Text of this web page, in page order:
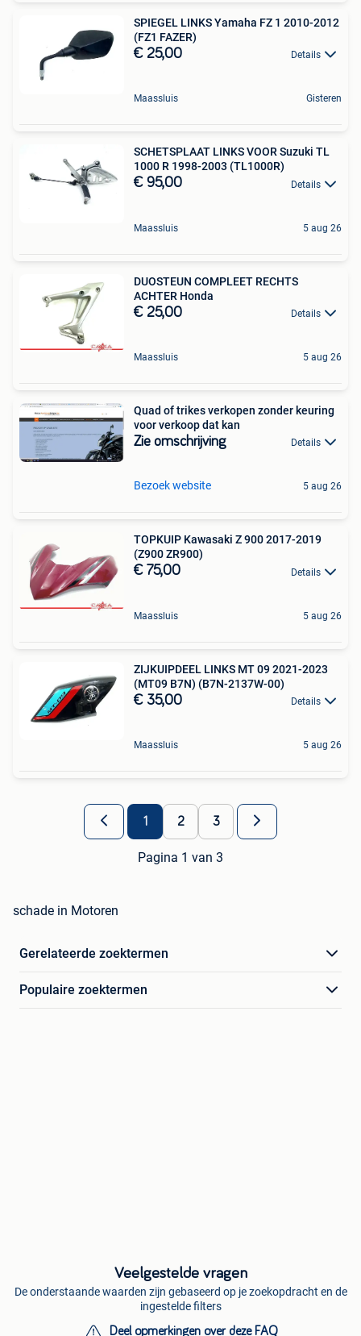
SPIEGEL LINKS Yamaha FZ 1 2010-2012
(FZ1 FAZER)
€ 25,00 Details
Maassluis Gisteren
SCHETSPLAAT LINKS VOOR Suzuki TL
1000 R 1998-2003 (TL1000R)
€ 95,00 Details
Maassluis 5 aug 26
DUOSTEUN COMPLEET RECHTS
ACHTER Honda
€ 25,00 Details
Maassluis 5 aug 26
Quad of trikes verkopen zonder keuring
voor verkoop dat kan
Zie omschrijving Details
Bezoek website 5 aug 26
TOPKUIP Kawasaki Z 900 2017-2019
(Z900 ZR900)
€ 75,00 Details
Maassluis 5 aug 26
ZIJKUIPDEEL LINKS MT 09 2021-2023
(MT09 B7N) (B7N-2137W-00)
€ 35,00 Details
Maassluis 5 aug 26
1 2 3
Pagina 1 van 3
schade in Motoren
Gerelateerde zoektermen
Populaire zoektermen
Veelgestelde vragen
De onderstaande waarden zijn gebaseerd op je zoekopdracht en de
ingestelde filters
Deel opmerkingen over deze FAQ